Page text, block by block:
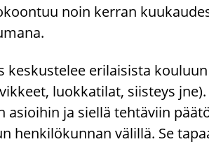
noin ker­ran
kes­kus­te­lee eri­lai­sis­ta
luok­ka­ti­lat, siis­teys
asioi­hin ja siel­lä teh­tä­viin
hen­ki­lö­kun­nan vä­lil­lä. Se